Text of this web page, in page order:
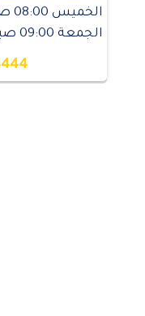
الخميس 08:00 صباحاً-02:00 صباحاً
الجمعة 09:00 صباحاً-11:45 صباحاً ثم 12:15 مساءً-02:30 صباحاً